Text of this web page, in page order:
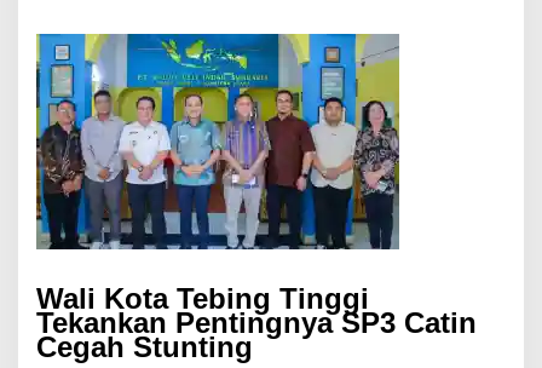
Wali Kota Tebing Tinggi
Tekankan Pentingnya SP3 Catin
Cegah Stunting